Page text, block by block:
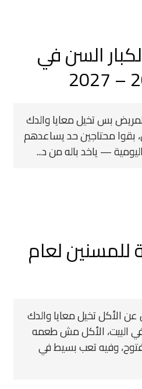
السن في
بس تخيل معايا والدك
بقوا محتاجين حد يساعدهم
— ياخد باله من د...
للمسنين لعام
الأكل تخيل معايا والدك
في البيت، الأكل مش طعمه
وفيه تعب بسيط في